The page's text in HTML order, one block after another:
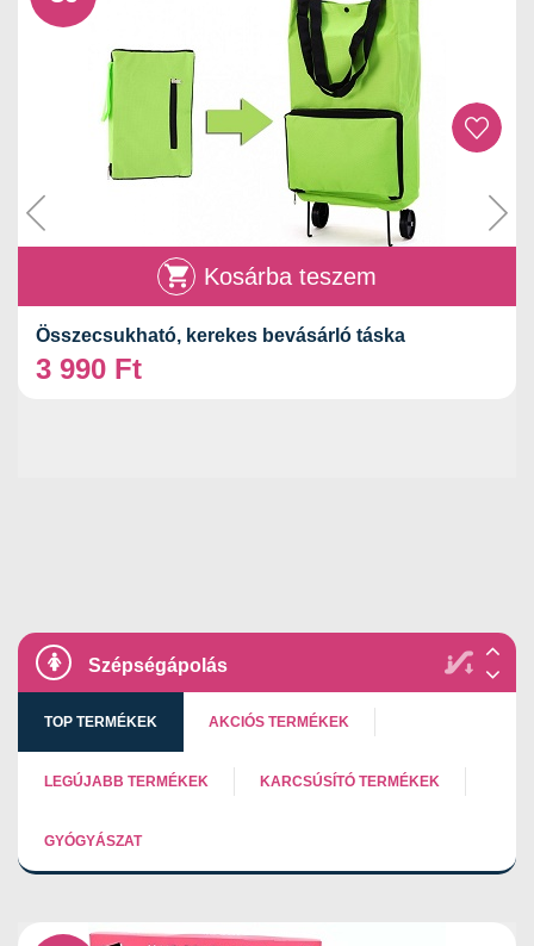
Kosárba teszem
Összecsukható, kerekes bevásárló táska
3 990 Ft
Szépségápolás
TOP TERMÉKEK AKCIÓS TERMÉKEK
LEGÚJABB TERMÉKEK KARCSÚSÍTÓ TERMÉKEK
GYÓGYÁSZAT